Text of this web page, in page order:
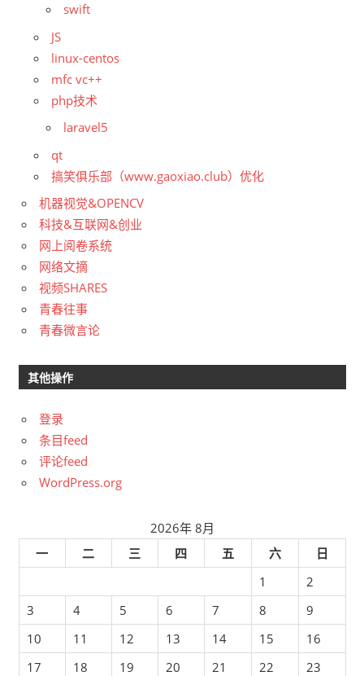
swift
JS
linux-centos
mfc vc++
php技术
laravel5
qt
搞笑俱乐部（www.gaoxiao.club）优化
机器视觉&OPENCV
科技&互联网&创业
网上阅卷系统
网络文摘
视频SHARES
青春往事
青春微言论
其他操作
登录
条目feed
评论feed
WordPress.org
2026年 8月
一
二 三 四 五 六
日
1
2
3
4 5 6 7 8
9
10
11 12 13 14 15
16
17
18 19 20 21 22
23